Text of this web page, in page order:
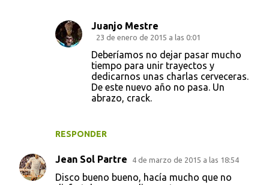
RESPONDER
Juanjo Mestre
23 de enero de 2015 a las 0:01
Deberíamos no dejar pasar mucho
tiempo para unir trayectos y
dedicarnos unas charlas cerveceras.
De este nuevo año no pasa. Un
abrazo, crack.
Jean Sol Partre 4 de marzo de 2015 a las 18:54
Disco bueno bueno, hacía mucho que no